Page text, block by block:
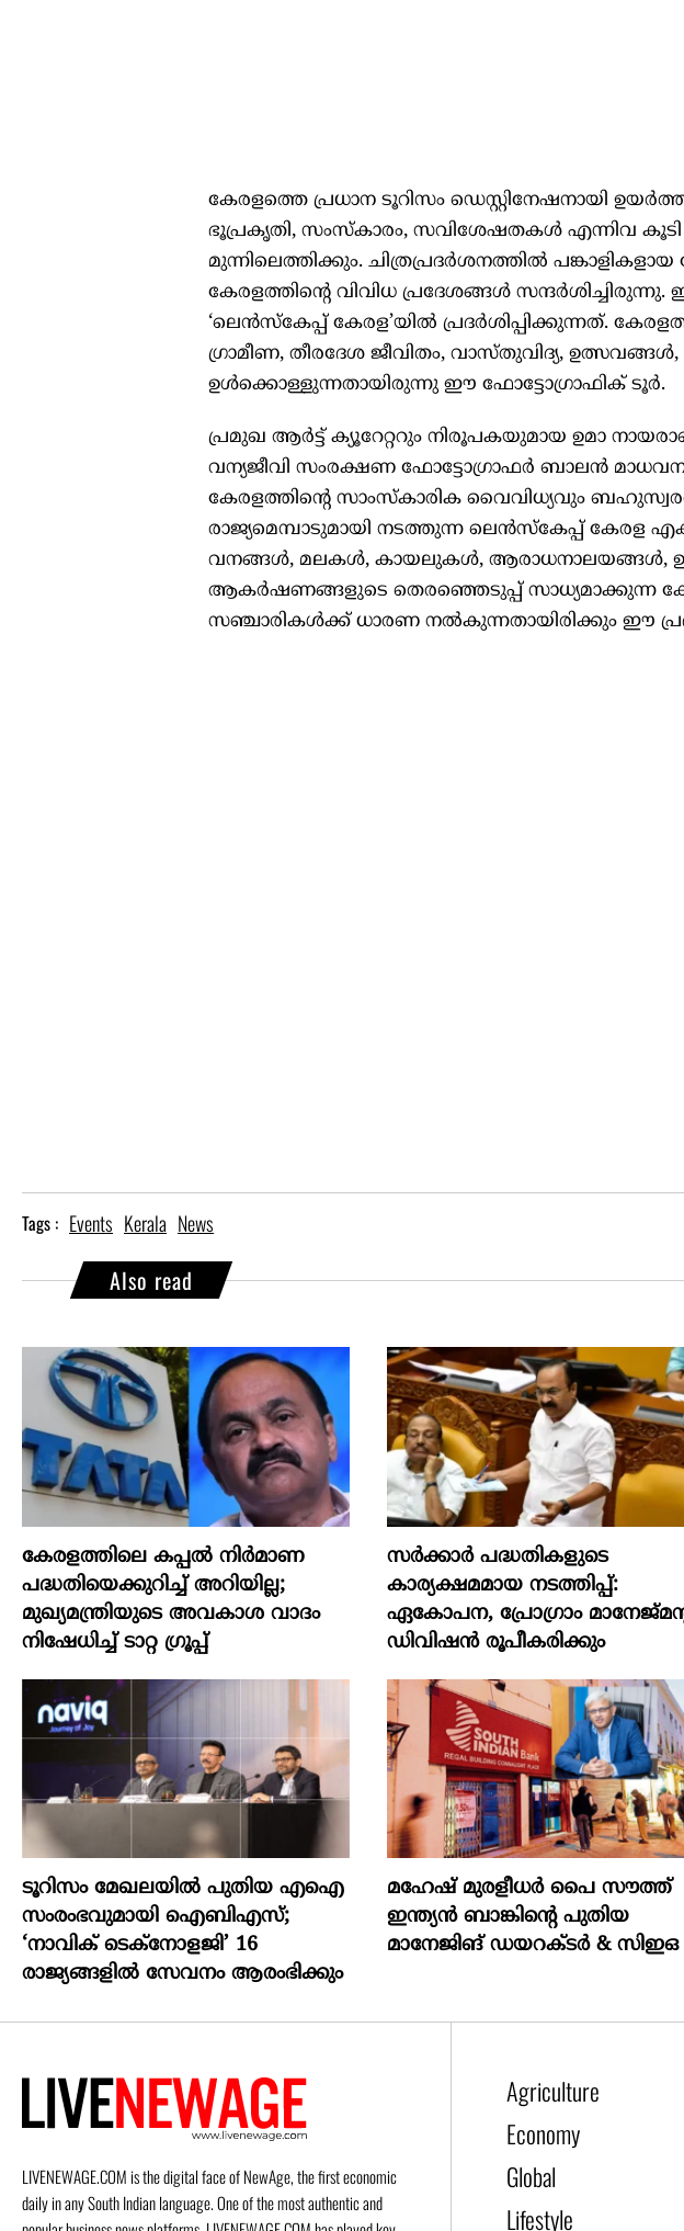
കേരളത്തെ പ്രധാന ടൂറിസം ഡെസ്റ്റിനേഷനായി
ഭൂപ്രകൃതി, സംസ്കാരം, സവിശേഷതകള്‍ എന്നിവ കൂടി
മുന്നിലെത്തിക്കും. ചിത്രപ്രദര്‍ശനത്തില്‍
കേരളത്തിന്‍റെ വിവിധ പ്രദേശങ്ങള്‍
‘ലെന്‍സ്കേപ്പ് കേരള’യില്‍ പ്രദര്‍ശിപ്പിക്കുന്നത്.
ഗ്രാമീണ, തീരദേശ ജീവിതം, വാസ്തുവിദ്യ,
ഉള്‍ക്കൊള്ളുന്നതായിരുന്നു ഈ ഫോട്ടോഗ്രാഫിക് ടൂര്‍.
പ്രമുഖ ആര്‍ട്ട് ക്യൂറേറ്ററും നിരൂപകയുമായ ഉമാ
വന്യജീവി സംരക്ഷണ ഫോട്ടോഗ്രാഫര്‍ ബാലന്‍
കേരളത്തിന്‍റെ സാംസ്കാരിക വൈവിധ്യവും
രാജ്യമെമ്പാടുമായി നടത്തുന്ന ലെന്‍സ്കേപ്പ് കേരള
വനങ്ങള്‍, മലകള്‍, കായലുകള്‍, ആരാധനാലയങ്ങള്‍,
ആകര്‍ഷണങ്ങളുടെ തെരഞ്ഞെടുപ്പ് സാധ്യമാക്കുന്ന
സഞ്ചാരികള്‍ക്ക് ധാരണ നല്‍കുന്നതായിരിക്കും ഈ
Tags : Events Kerala News
Also read
കേരളത്തിലെ കപ്പൽ നിർമാണ
പദ്ധതിയെക്കുറിച്ച് അറിയില്ല;
മുഖ്യമന്ത്രിയുടെ അവകാശ വാദം
നിഷേധിച്ച് ടാറ്റ ഗ്രൂപ്പ്
സര്‍ക്കാര്‍ പദ്ധതികളുടെ
കാര്യക്ഷമമായ നടത്തിപ്പ്:
ഏകോപന, പ്രോഗ്രാം
ഡിവിഷന്‍ രൂപീകരിക്കും
ടൂറിസം മേഖലയിൽ പുതിയ എഐ
സംരംഭവുമായി ഐബിഎസ്;
‘നാവിക് ടെക്‌നോളജി’ 16
രാജ്യങ്ങളിൽ സേവനം ആരംഭിക്കും
മഹേഷ് മുരളീധർ പൈ സൗത്ത്
ഇന്ത്യൻ ബാങ്കിന്റെ പുതിയ
മാനേജിങ് ഡയറക്ടർ & സിഇഒ
LIVENEWAGE.COM is the digital face of NewAge, the first economic
daily in any South Indian language. One of the most authentic and
Agriculture
Economy
Global
Lifestyle